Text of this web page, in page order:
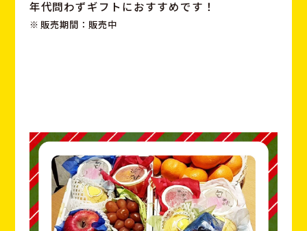
年代問わずギフトにおすすめです！
販売期間：販売中